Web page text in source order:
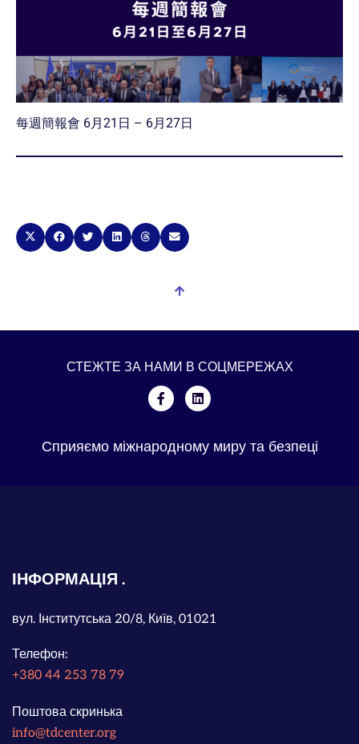
每週簡報會 6月21日 – 6月27日
СТЕЖТЕ ЗА НАМИ В СОЦМЕРЕЖАХ
Сприяємо міжнародному миру та безпеці
ІНФОРМАЦІЯ
вул. Інститутська 20/8, Київ, 01021
Телефон:
+380 44 253 78 79
Поштова скринька
info@tdcenter.org